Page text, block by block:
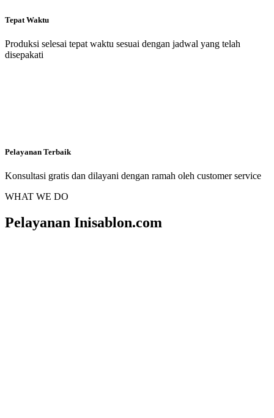
Tepat Waktu
Produksi selesai tepat waktu sesuai dengan jadwal yang telah
disepakati
Pelayanan Terbaik
Konsultasi gratis dan dilayani dengan ramah oleh customer service
WHAT WE DO
Pelayanan Inisablon.com